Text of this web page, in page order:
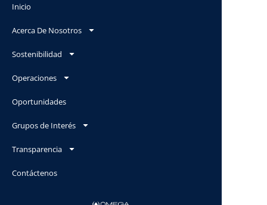
Inicio
Acerca De Nosotros
Sostenibilidad
Operaciones
Oportunidades
Grupos de Interés
Transparencia
Contáctenos